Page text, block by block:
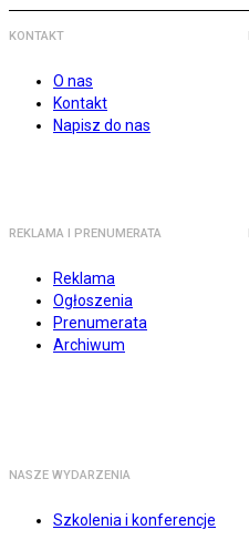
KONTAKT
O nas
Kontakt
Napisz do nas
REKLAMA I PRENUMERATA
Reklama
Ogłoszenia
Prenumerata
Archiwum
NASZE WYDARZENIA
Szkolenia i konferencje